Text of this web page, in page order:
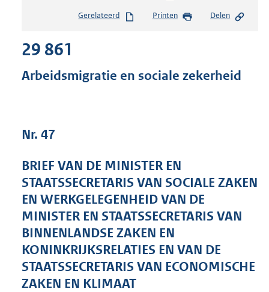
s
d
s
e
7
K
b
Gerelateerd Printen Delen
29 861
Arbeidsmigratie en sociale zekerheid
Nr. 47
BRIEF VAN DE MINISTER EN
STAATSSECRETARIS VAN SOCIALE ZAKEN
EN WERKGELEGENHEID VAN DE
MINISTER EN STAATSSECRETARIS VAN
BINNENLANDSE ZAKEN EN
KONINKRIJKSRELATIES EN VAN DE
STAATSSECRETARIS VAN ECONOMISCHE
ZAKEN EN KLIMAAT